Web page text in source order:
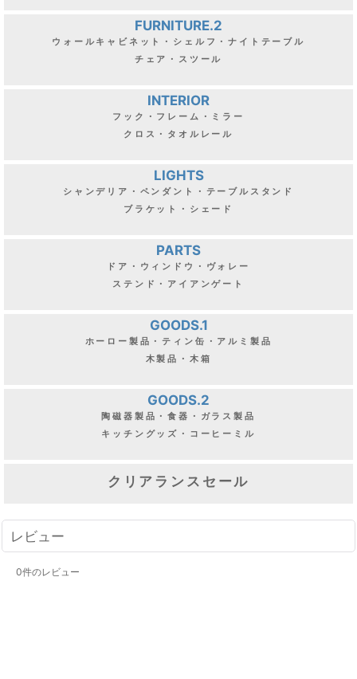
FURNITURE.2
ウォールキャビネット・シェルフ・ナイトテーブル
チェア・スツール
INTERIOR
フック・フレーム・ミラー
クロス・タオルレール
LIGHTS
シャンデリア・ペンダント・テーブルスタンド
ブラケット・シェード
PARTS
ドア・ウィンドウ・ヴォレー
ステンド・アイアンゲート
GOODS.1
ホーロー製品・ティン缶・アルミ製品
木製品・木箱
GOODS.2
陶磁器製品・食器・ガラス製品
キッチングッズ・コーヒーミル
クリアランスセール
レビュー
0件のレビュー